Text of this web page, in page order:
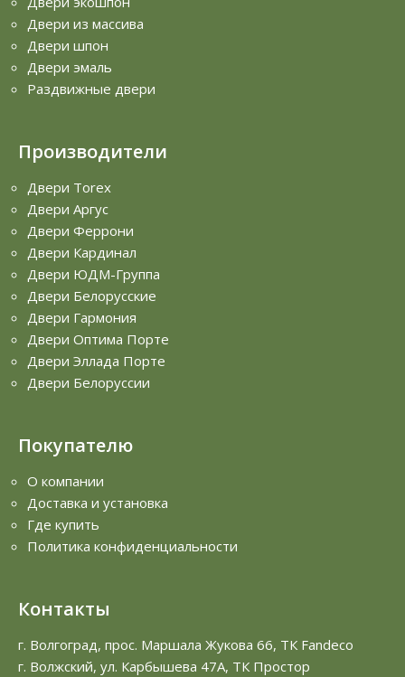
Двери из массива
Двери шпон
Двери эмаль
Раздвижные двери
Производители
Двери Torex
Двери Аргус
Двери Феррони
Двери Кардинал
Двери ЮДМ-Группа
Двери Белорусские
Двери Гармония
Двери Оптима Порте
Двери Эллада Порте
Двери Белоруссии
Покупателю
О компании
Доставка и установка
Где купить
Политика конфиденциальности
Контакты
г. Волгоград, прос. Маршала Жукова 66, ТК Fandeco
г. Волжский, ул. Карбышева 47А, ТК Простор